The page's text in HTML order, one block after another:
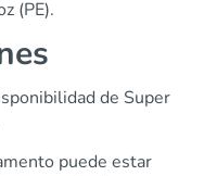
(PE).
de Super
puede estar